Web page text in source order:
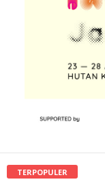
TERPOPULER